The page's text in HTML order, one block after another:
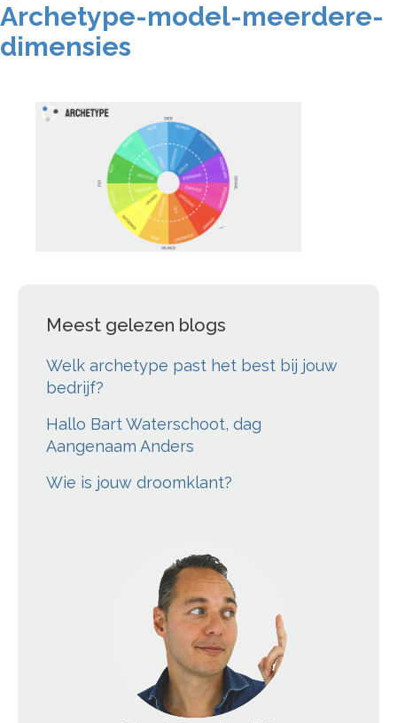
Archetype-model-meerdere-
dimensies
Meest gelezen blogs
Welk archetype past het best bij jouw
bedrijf?
Hallo Bart Waterschoot, dag
Aangenaam Anders
Wie is jouw droomklant?